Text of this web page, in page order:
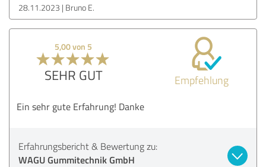
28.11.2023 Bruno E.
5,00 von 5
SEHR GUT Empfehlung
Ein sehr gute Erfahrung! Danke
Erfahrungsbericht & Bewertung zu:
WAGU Gummitechnik GmbH